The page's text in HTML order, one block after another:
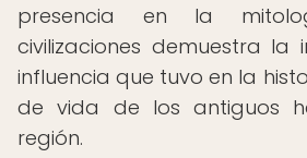
presencia en la
civilizaciones demuestra la
influencia que tuvo en la
de vida de los antiguos
región.